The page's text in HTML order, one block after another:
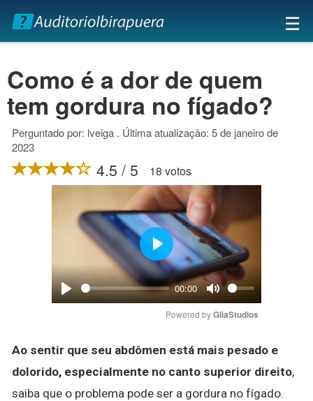
×
☰
Como é a dor de quem
tem gordura no fígado?
Perguntado por: lveiga . Última atualização: 5 de janeiro de
2023
4.5 / 5 18 votos
Play
00:00
Mute
Play
Powered by GliaStudios
Ao sentir que seu abdômen está mais pesado e
dolorido, especialmente no canto superior direito,
saiba que o problema pode ser a gordura no fígado.